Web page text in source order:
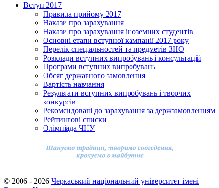
Вступ 2017
Правила прийому 2017
Накази про зарахування
Накази про зарахування іноземних студентів
Основні етапи вступної кампанії 2017 року
Перелік спеціальностей та предметів ЗНО
Розклади вступних випробувань і консультацій
Програми вступних випробувань
Обсяг державного замовлення
Вартість навчання
Результати вступних випробувань і творчих
конкурсів
Рекомендовані до зарахування за держзамовленням
Рейтингові списки
Олімпіада ЧНУ
© 2006 - 2026 Черкаський національний університет імені